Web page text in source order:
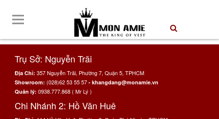
Trụ Sở: Nguyễn Trãi
Địa Chỉ: 357 Nguyễn Trãi, Phường 7, Quận 5, TPHCM
Showroom: (028)62 53 55 57 - khangdang@monamie.vn
Quản lý: 0938.777.868 ( Mr Lý )
Chi Nhánh 2: Hồ Văn Huê